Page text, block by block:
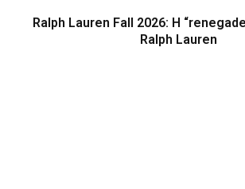
Ralph Lauren Fall 2026: Η
Ralph Lauren